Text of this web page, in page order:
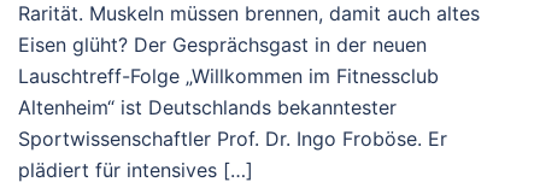
Rarität. Muskeln müssen brennen, damit auch altes
Eisen glüht? Der Gesprächsgast in der neuen
Lauschtreff-Folge „Willkommen im Fitnessclub
Altenheim“ ist Deutschlands bekanntester
Sportwissenschaftler Prof. Dr. Ingo Froböse. Er
plädiert für intensives […]